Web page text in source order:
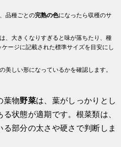
品種ごとの完熟の色になったら収穫のサ
、大きくなりすぎると味が落ちたり、種
ージに記載された標準サイズを目安にし
美しい形になっているかを確認します。
葉物野菜は、葉がしっかりとし
状態が適期です。根菜類は、
部分の太さや硬さで判断しま